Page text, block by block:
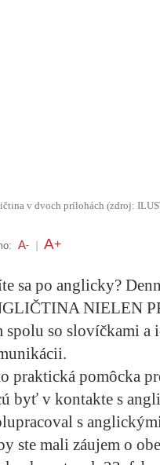
v dvoch prílohách (zdroj:
A- A+
sa po anglicky?
NIELEN
spolu so slovíčkami
praktická pomôcka
byť v kontakte s
s
ste mali záujem o